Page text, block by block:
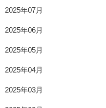
2025年07月
2025年06月
2025年05月
2025年04月
2025年03月